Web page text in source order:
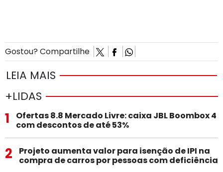
Gostou? Compartilhe
LEIA MAIS
+LIDAS
1
Ofertas 8.8 Mercado Livre: caixa JBL Boombox 4
com descontos de até 53%
2
Projeto aumenta valor para isenção de IPI na
compra de carros por pessoas com deficiência